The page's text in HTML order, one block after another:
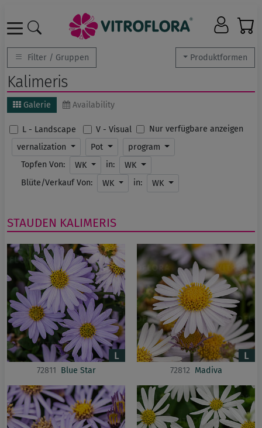
Produktformen
Filter / Gruppen
Kalimeris
Galerie Availability
L - Landscape V - Visual
Nur verfügbare anzeigen
vernalization
Pot
program
Topfen Von:
WK in:
WK
Blüte/Verkauf Von:
WK in: WK
STAUDEN KALIMERIS
72811 Blue Star 72812 Madiva